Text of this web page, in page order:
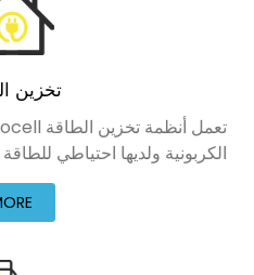
تخزين
الكربونية ولديها احتياطي للطاقة